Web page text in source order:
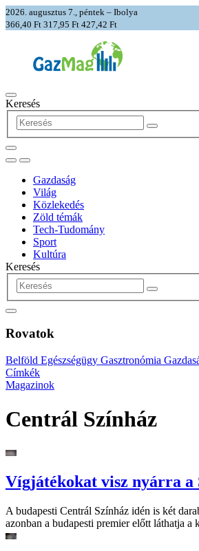
2026. augusztus 7., péntek – Ibolya
366,40 Ft 317,95 Ft 427,42 Ft
Keresés
Gazdaság
Világ
Közlekedés
Zöld témák
Tech-Tudomány
Sport
Kultúra
Keresés
Rovatok
Belföld Egészségügy Gasztronómia
Címkék
Magazinok
Centrál Színház
Vígjátékokat visz nyárra a
A budapesti Centrál Színház idén is két
azonban a budapesti premier előtt láthatja a